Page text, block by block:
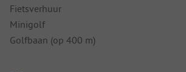
Fietsverhuur
Minigolf
Golfbaan (op 400 m)